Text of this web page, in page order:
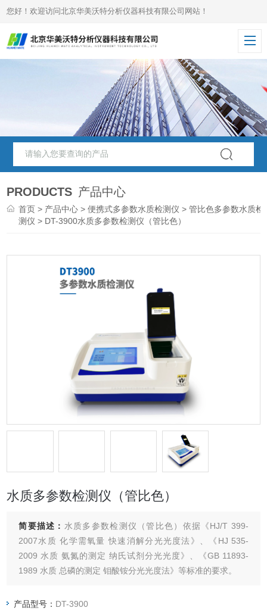
您好！欢迎访问北京华美沃特分析仪器科技有限公司网站！
PRODUCTS 产品中心
首页 > 产品中心 >便携式多参数水质检测仪 >管比色多参数水质检
测仪 > DT-3900水质多参数检测仪（管比色）
水质多参数检测仪（管比色）
简要描述： 水质多参数检测仪（管比色）依据《HJ/T 399-
2007水质 化学需氧量 快速消解分光光度法》、《HJ 535-
2009 水质 氨氮的测定 纳氏试剂分光光度》、《GB 11893-
1989 水质 总磷的测定 钼酸铵分光光度法》等标准的要求。
产品型号： DT-3900